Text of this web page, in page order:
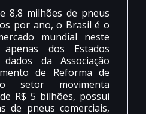
8,8 milhões de pneus
por ano, o Brasil é o
mundial neste
dos Estados
da Associação
de Reforma de
setor movimenta
R$ 5 bilhões, possui
de pneus comerciais,